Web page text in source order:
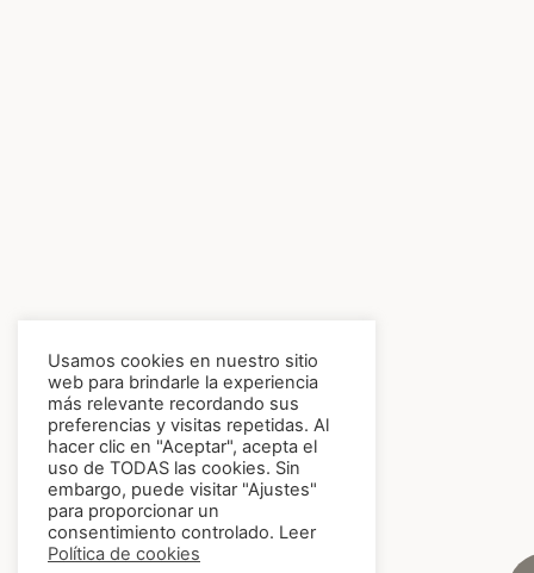
Usamos cookies en nuestro sitio
web para brindarle la experiencia
más relevante recordando sus
preferencias y visitas repetidas. Al
hacer clic en "Aceptar", acepta el
uso de TODAS las cookies. Sin
embargo, puede visitar "Ajustes"
para proporcionar un
consentimiento controlado. Leer
Política de cookies